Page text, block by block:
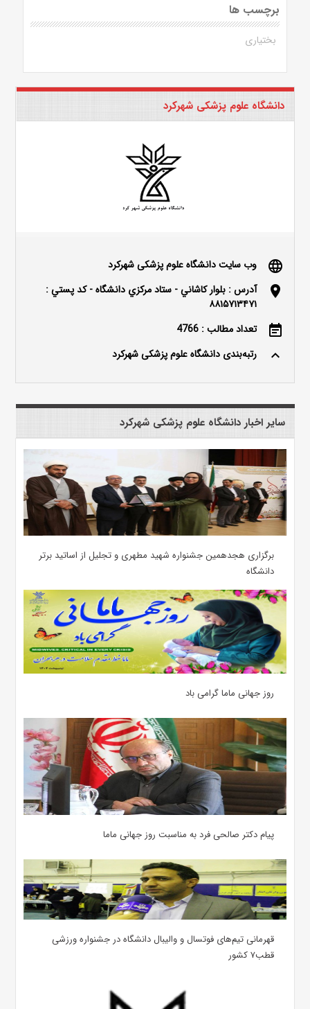
برچسب ها
بختیاری
دانشگاه علوم پزشکی شهرکرد
language وب سایت دانشگاه علوم پزشکی شهرکرد
location_on
آدرس : بلوار كاشاني - ستاد مركزي دانشگاه - كد پستي :
۸۸۱۵۷۱۳۴۷۱
event_note تعداد مطالب : 4766
keyboard_arrow_up رتبه‌بندی دانشگاه علوم پزشکی شهرکرد
سایر اخبار دانشگاه علوم پزشکی شهرکرد
برگزاری هجدهمین جشنواره شهید مطهری و تجلیل از اساتید برتر
دانشگاه
روز جهانی ماما گرامی باد
پیام دکتر صالحی فرد به مناسبت روز جهانی ماما
قهرمانی تیم‌های فوتسال و والیبال دانشگاه در جشنواره ورزشی
قطب۷ کشور